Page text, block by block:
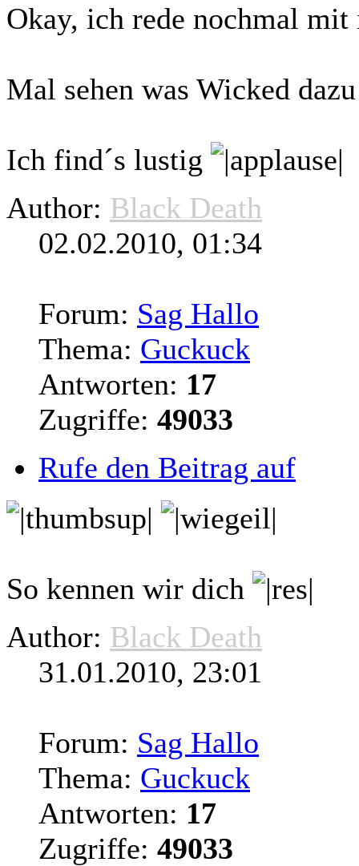
Okay, ich rede nochmal
Mal sehen was Wicked
Ich find´s lustig
Author: Black Death
02.02.2010, 01:34
Forum: Sag Hallo
Thema: Guckuck
Antworten: 17
Zugriffe: 49033
Rufe den Beitrag auf
So kennen wir dich
Author: Black Death
31.01.2010, 23:01
Forum: Sag Hallo
Thema: Guckuck
Antworten: 17
Zugriffe: 49033